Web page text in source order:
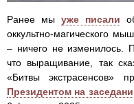
Ранее мы уже писали
оккультно-магического
– ничего не изменилось.
что выращивание, так
«Битвы экстрасенсов»
Президентом на